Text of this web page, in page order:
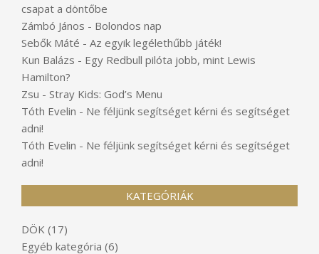
csapat a döntőbe
Zámbó János - Bolondos nap
Sebők Máté - Az egyik legélethűbb játék!
Kun Balázs - Egy Redbull pilóta jobb, mint Lewis
Hamilton?
Zsu - Stray Kids: God’s Menu
Tóth Evelin - Ne féljünk segítséget kérni és segítséget
adni!
Tóth Evelin - Ne féljünk segítséget kérni és segítséget
adni!
KATEGÓRIÁK
DÖK (17)
Egyéb kategória (6)